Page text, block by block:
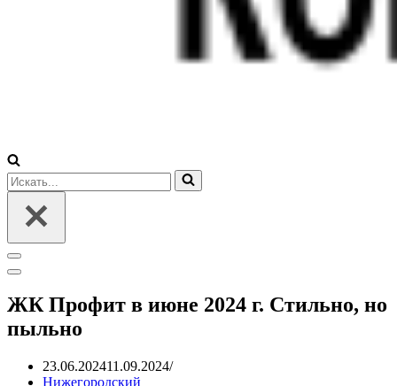
Искать...
Меню
навигации
Меню
ЖК Профит в июне 2024 г. Стильно, но
пыльно
23.06.202411.09.2024
Нижегородский